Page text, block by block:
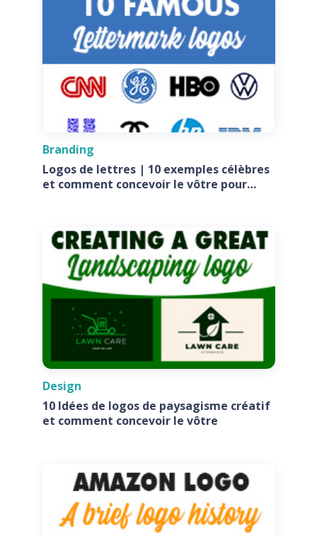
Branding
Logos de lettres | 10 exemples célèbres
et comment concevoir le vôtre pour
Design
10 Idées de logos de paysagisme créatif
et comment concevoir le vôtre